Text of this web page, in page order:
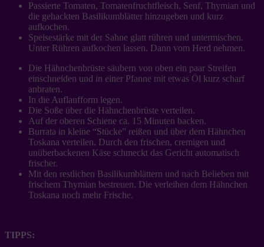
Passierte Tomaten, Tomatenfruchtfleisch, Senf, Thymian und
die gehackten Basilikumblätter hinzugeben und kurz
aufkochen.
Speisestärke mit der Sahne glatt rühren und untermischen.
Unter Rühren aufkochen lassen. Dann vom Herd nehmen.
Die Hähnchenbrüste säubern von oben ein paar Streifen
einschneiden und in einer Pfanne mit etwas Öl kurz scharf
anbraten.
In die Auflaufform legen.
Die Soße über die Hähnchenbrüste verteilen.
Auf der oberen Schiene ca. 15 Minuten backen.
Burrata in kleine “Stücke” reißen und über dem Hähnchen
Toskana verteilen. Durch den frischen, cremigen und
unüberbackenen Käse schmeckt das Gericht automatisch
frischer.
Mit den restlichen Basilikumblättern und nach Belieben mit
frischem Thymian bestreuen. Die verleihen dem Hähnchen
Toskana noch mehr Frische.
TIPPS: